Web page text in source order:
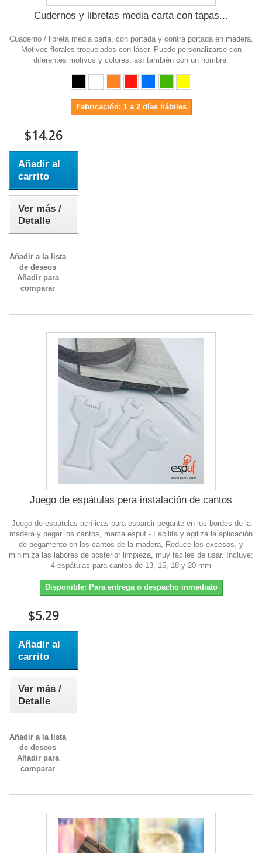
Cudernos y libretas media carta con tapas...
Cuaderno / libreta media carta, con portada y contra portada en madera.
Motivos florales troquelados con láser. Puede personalizarse con
diferentes motivos y colores, así también con un nombre.
Fabricación: 1 a 2 días hábiles
$14.26
Añadir al
carrito
Ver más /
Detalle
Añadir a la lista
de deseos
Añadir para
comparar
Juego de espátulas pera instalación de cantos
Juego de espátulas acrílicas para esparcir pegante en los bordes de la
madera y pegar los cantos, marca espuf.- Facilita y agiliza la aplicación
de pegamento en los cantos de la madera, Reduce los excesos, y
minimiza las labores de posterior limpieza, muy fáciles de usar. Incluye:
4 espátulas para cantos de 13, 15, 18 y 20 mm
Disponible: Para entrega o despacho inmediato
$5.29
Añadir al
carrito
Ver más /
Detalle
Añadir a la lista
de deseos
Añadir para
comparar